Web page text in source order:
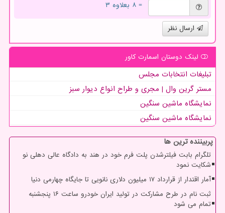
= ۸ بعلاوه ۳
ارسال نظر
لینک دوستان اسمارت كاور
تبلیغات انتخابات مجلس
مستر گرین وال | مجری و طراح انواع دیوار سبز
نمایشگاه ماشین سنگین
نمایشگاه ماشین سنگین
پربیننده ترین ها
تلگرام بابت فیلترشدن پلت فرم خود در هند به دادگاه عالی دهلی نو
شکایت نمود
آمار اقتدار از قرارداد ۱۷ میلیون دلاری نانویی تا جایگاه چهارمی دنیا
ثبت نام در طرح مشارکت در تولید ایران خودرو ساعت ۱۶ پنجشنبه
تمام می شود